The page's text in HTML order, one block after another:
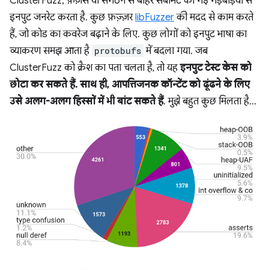
इनपुट जनरेट करता है. कुछ फ़ज़्ज़रlibFuzzerकी मदद से काम करते
हैं, जो कोड का कवरेज बढ़ाने के लिए. कुछ लोगों को इनपुट भाषा का
व्याकरण समझ आता है protobufs में बदला गया. जब
ClusterFuzz को क्रैश का पता चलता है, तो यहइनपुट टेस्ट केस को
छोटा कर सकते हैं. साथ ही, आपत्तिजनक कॉन्टेंट को ढूंढने के लिए
उसे अलग-अलग हिस्सों में भी बांट सकते हैं. मुझे बहुत कुछ मिलता है...